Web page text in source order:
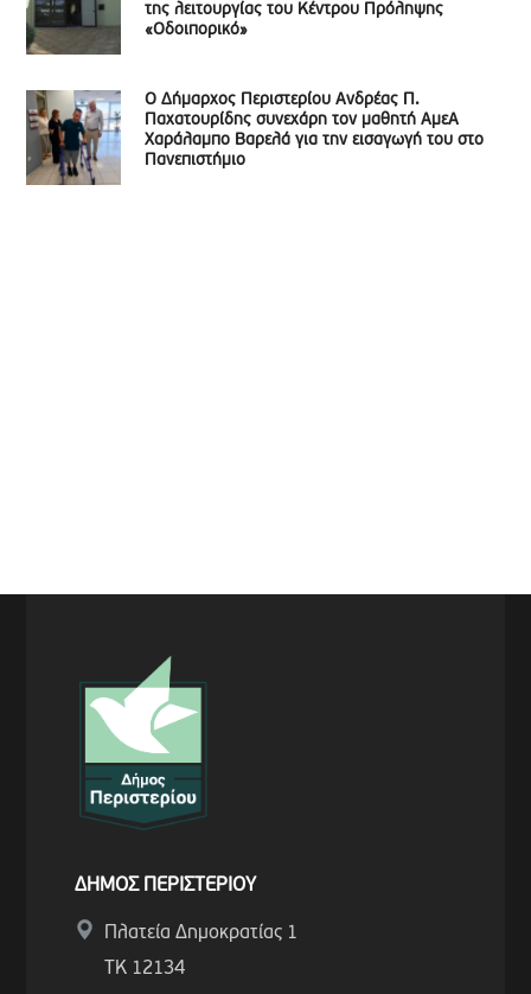
της λειτουργίας του Κέντρου Πρόληψης
«Οδοιπορικό»
Ο Δήμαρχος Περιστερίου Ανδρέας Π.
Παχατουρίδης συνεχάρη τον μαθητή ΑμεΑ
Χαράλαμπο Βαρελά για την εισαγωγή του στο
Πανεπιστήμιο
ΔΗΜΟΣ ΠΕΡΙΣΤΕΡΙΟΥ
Πλατεία Δημοκρατίας 1
ΤΚ 12134